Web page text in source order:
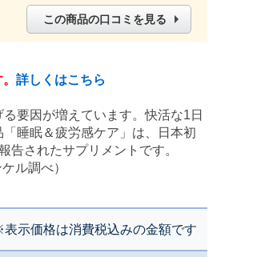
この商品の口コミを見る
詳しくはこちら
要因が増えています。快活な1日
睡眠＆疲労感ケア」は、日本初
されたサプリメントです。
ル調べ）
示価格は消費税込みの金額です